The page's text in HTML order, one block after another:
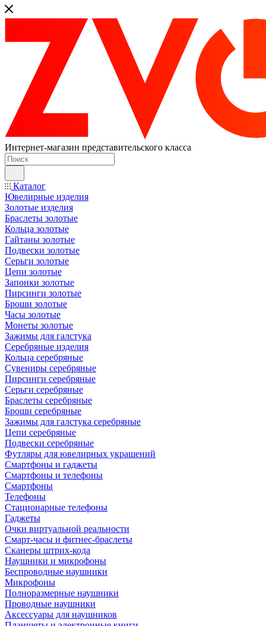
Интернет-магазин представительского класса
Каталог
Ювелирные изделия
Золотые изделия
Браслеты золотые
Кольца золотые
Гайтаны золотые
Подвески золотые
Серьги золотые
Цепи золотые
Запонки золотые
Пирсинги золотые
Броши золотые
Часы золотые
Монеты золотые
Зажимы для галстука
Серебряные изделия
Кольца серебряные
Сувениры серебряные
Пирсинги серебряные
Серьги серебряные
Браслеты серебряные
Броши серебряные
Зажимы для галстука серебряные
Цепи серебряные
Подвески серебряные
Футляры для ювелирных украшений
Смартфоны и гаджеты
Смартфоны и телефоны
Смартфоны
Телефоны
Стационарные телефоны
Гаджеты
Очки виртуальной реальности
Смарт-часы и фитнес-браслеты
Сканеры штрих-кода
Наушники и микрофоны
Беспроводные наушники
Микрофоны
Полноразмерные наушники
Проводные наушники
Аксессуары для наушников